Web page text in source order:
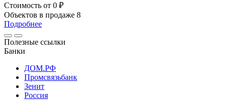
Стоимость от 0 ₽
Объектов в продаже 8
Подробнее
Полезные ссылки
Банки
ДОМ.РФ
Промсвязьбанк
Зенит
Россия